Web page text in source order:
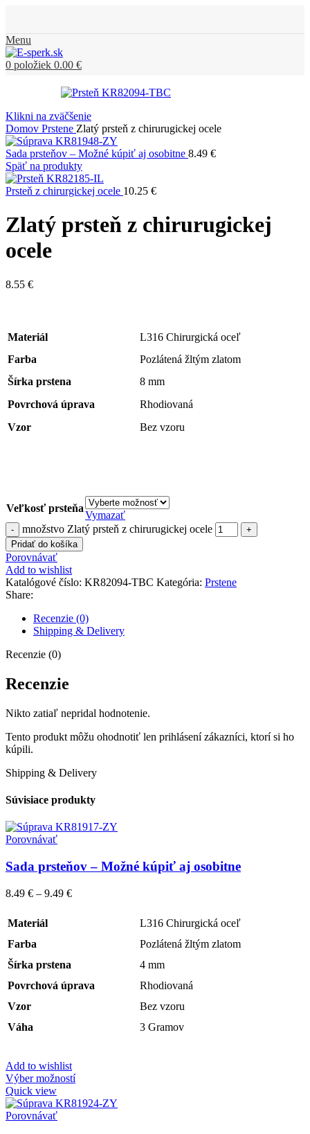
Menu
0 položiek 0.00 €
Klikni na zväčšenie
Domov Prstene Zlatý prsteň z chirurugickej ocele
Sada prsteňov – Možné kúpiť aj osobitne 8.49 €
Späť na produkty
Prsteň z chirurgickej ocele 10.25 €
Zlatý prsteň z chirurugickej
ocele
8.55 €
Materiál
L316 Chirurgická oceľ
Farba
Pozlátená žltým zlatom
Šírka prstena
8 mm
Povrchová úprava
Rhodiovaná
Vzor
Bez vzoru
Veľkosť prsteňa
Vymazať
množstvo Zlatý prsteň z chirurugickej ocele
Pridať do košíka
Porovnávať
Add to wishlist
Katalógové číslo: KR82094-TBC Kategória: Prstene
Share:
Recenzie (0)
Shipping & Delivery
Recenzie (0)
Recenzie
Nikto zatiaľ nepridal hodnotenie.
Tento produkt môžu ohodnotiť len prihlásení zákazníci, ktorí si ho
kúpili.
Shipping & Delivery
Súvisiace produkty
Porovnávať
Sada prsteňov – Možné kúpiť aj osobitne
8.49 € – 9.49 €
Materiál
L316 Chirurgická oceľ
Farba
Pozlátená žltým zlatom
Šírka prstena
4 mm
Povrchová úprava
Rhodiovaná
Vzor
Bez vzoru
Váha
3 Gramov
Add to wishlist
Výber možností
Quick view
Porovnávať